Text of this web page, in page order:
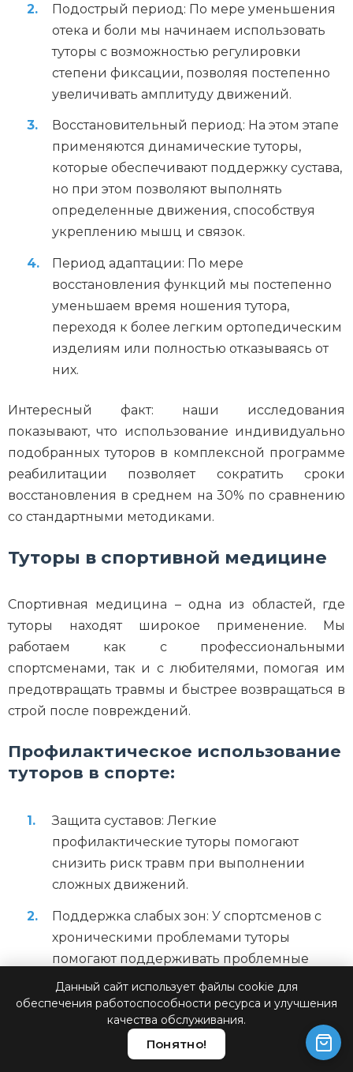
Подострый период: По мере уменьшения
отека и боли мы начинаем использовать
туторы с возможностью регулировки
степени фиксации, позволяя постепенно
увеличивать амплитуду движений.
Восстановительный период: На этом этапе
применяются динамические туторы,
которые обеспечивают поддержку сустава,
но при этом позволяют выполнять
определенные движения, способствуя
укреплению мышц и связок.
Период адаптации: По мере
восстановления функций мы постепенно
уменьшаем время ношения тутора,
переходя к более легким ортопедическим
изделиям или полностью отказываясь от
них.
Интересный факт: наши исследования
показывают, что использование индивидуально
подобранных туторов в комплексной программе
реабилитации позволяет сократить сроки
восстановления в среднем на 30% по сравнению
со стандартными методиками.
Туторы в спортивной медицине
Спортивная медицина – одна из областей, где
туторы находят широкое применение. Мы
работаем как с профессиональными
спортсменами, так и с любителями, помогая им
предотвращать травмы и быстрее возвращаться в
строй после повреждений.
Профилактическое использование
туторов в спорте:
Защита суставов: Легкие
профилактические туторы помогают
снизить риск травм при выполнении
сложных движений.
Поддержка слабых зон: У спортсменов с
хроническими проблемами туторы
помогают поддерживать проблемные
области, позволяя продолжать тренировки.
Коррекция биомеханики: Специальные
туторы могут использоваться для
корректировки техники движений, что
Данный сайт использует файлы cookie для
обеспечения работоспособности ресурса и улучшения
качества обслуживания.
Понятно!